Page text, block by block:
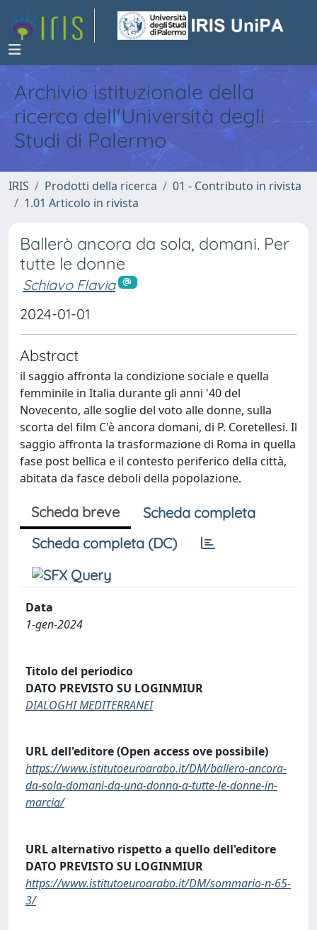
Archivio istituzionale della
ricerca dell'Università degli
Studi di Palermo
IRIS Prodotti della ricerca
01 - Contributo in rivista
1.01 Articolo in rivista
Ballerò ancora da sola, domani. Per
tutte le donne
Schiavo Flavia
2024-01-01
Abstract
il saggio affronta la condizione sociale e quella
femminile in Italia durante gli anni '40 del
Novecento, alle soglie del voto alle donne, sulla
scorta del film C'è ancora domani, di P. Coretellesi. Il
saggio affronta la trasformazione di Roma in quella
fase post bellica e il contesto periferico della città,
abitata da fasce deboli della popolazione.
Scheda breve
Scheda completa
Scheda completa (DC)
Data
1-gen-2024
Titolo del periodico
DATO PREVISTO SU LOGINMIUR
DIALOGHI MEDITERRANEI
URL dell'editore (Open access ove possibile)
https://www.istitutoeuroarabo.it/DM/ballero-ancora-
da-sola-domani-da-una-donna-a-tutte-le-donne-in-
marcia/
URL alternativo rispetto a quello dell'editore
DATO PREVISTO SU LOGINMIUR
https://www.istitutoeuroarabo.it/DM/sommario-n-65-
3/